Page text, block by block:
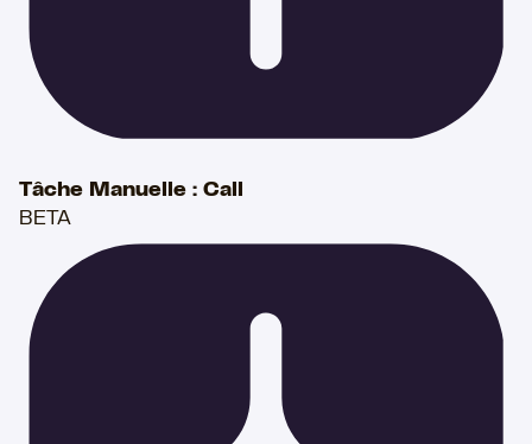
Tâche Manuelle : Call
BETA